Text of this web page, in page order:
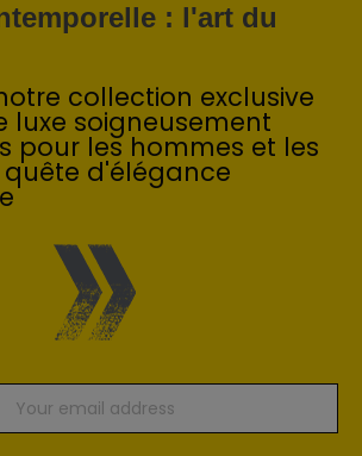
: l'art du
collection exclusive
luxe soigneusement
pour les hommes et les
d'élégance